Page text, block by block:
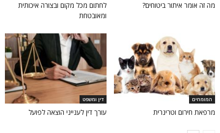
מה זה אומר איתור ביטוחים?
לחתום מכל מקום ובצורה איכותית
ומאובטחת
המומחים
מרפאת חירום וטרינרית
דין ומשפט
עורך דין לענייני הוצאה לפועל